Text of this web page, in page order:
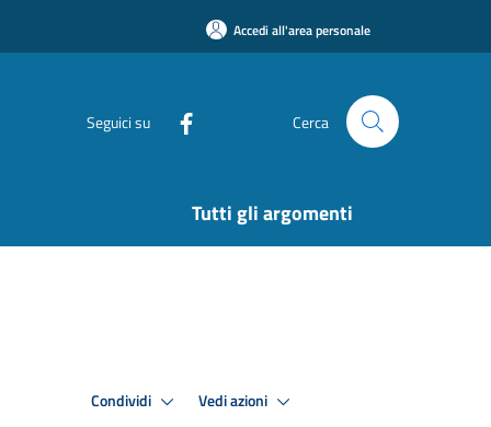
Accedi all'area personale
Seguici su Cerca
Tutti gli argomenti
Condividi Vedi azioni